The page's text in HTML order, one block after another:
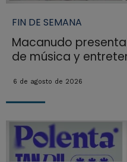
FIN DE SEMANA
Macanudo
de música y
6 de agosto de 2026